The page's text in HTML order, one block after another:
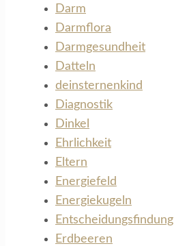
Darm
Darmflora
Darmgesundheit
Datteln
deinsternenkind
Diagnostik
Dinkel
Ehrlichkeit
Eltern
Energiefeld
Energiekugeln
Entscheidungsfindung
Erdbeeren